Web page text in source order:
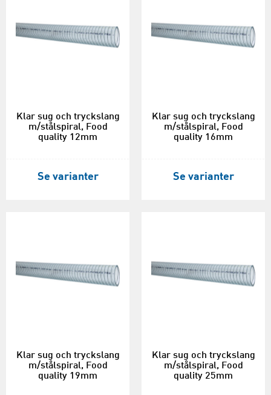
Klar sug och tryckslang
m/stålspiral, Food
quality 12mm
Se varianter
Klar sug och tryckslang
m/stålspiral, Food
quality 16mm
Se varianter
Klar sug och tryckslang
m/stålspiral, Food
quality 19mm
Klar sug och tryckslang
m/stålspiral, Food
quality 25mm